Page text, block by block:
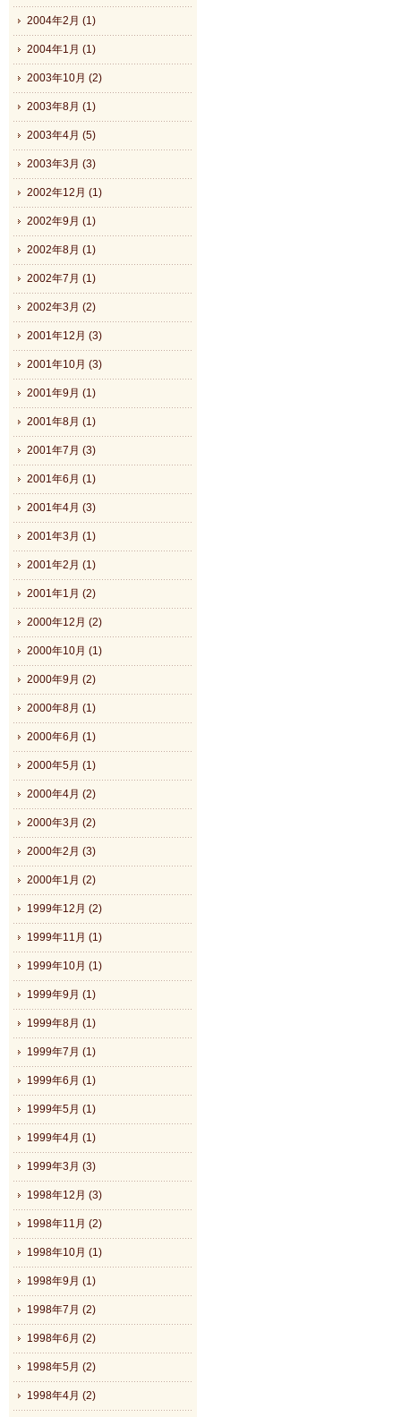
2004年2月 (1)
2004年1月 (1)
2003年10月 (2)
2003年8月 (1)
2003年4月 (5)
2003年3月 (3)
2002年12月 (1)
2002年9月 (1)
2002年8月 (1)
2002年7月 (1)
2002年3月 (2)
2001年12月 (3)
2001年10月 (3)
2001年9月 (1)
2001年8月 (1)
2001年7月 (3)
2001年6月 (1)
2001年4月 (3)
2001年3月 (1)
2001年2月 (1)
2001年1月 (2)
2000年12月 (2)
2000年10月 (1)
2000年9月 (2)
2000年8月 (1)
2000年6月 (1)
2000年5月 (1)
2000年4月 (2)
2000年3月 (2)
2000年2月 (3)
2000年1月 (2)
1999年12月 (2)
1999年11月 (1)
1999年10月 (1)
1999年9月 (1)
1999年8月 (1)
1999年7月 (1)
1999年6月 (1)
1999年5月 (1)
1999年4月 (1)
1999年3月 (3)
1998年12月 (3)
1998年11月 (2)
1998年10月 (1)
1998年9月 (1)
1998年7月 (2)
1998年6月 (2)
1998年5月 (2)
1998年4月 (2)